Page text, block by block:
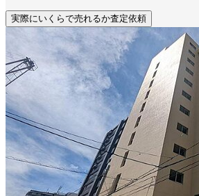
実際にいくらで売れるか査定依頼